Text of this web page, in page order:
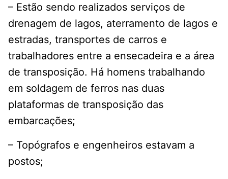
– Estão sendo realizados serviços de
drenagem de lagos, aterramento de lagos e
estradas, transportes de carros e
trabalhadores entre a ensecadeira e a área
de transposição. Há homens trabalhando
em soldagem de ferros nas duas
plataformas de transposição das
embarcações;
– Topógrafos e engenheiros estavam a
postos;